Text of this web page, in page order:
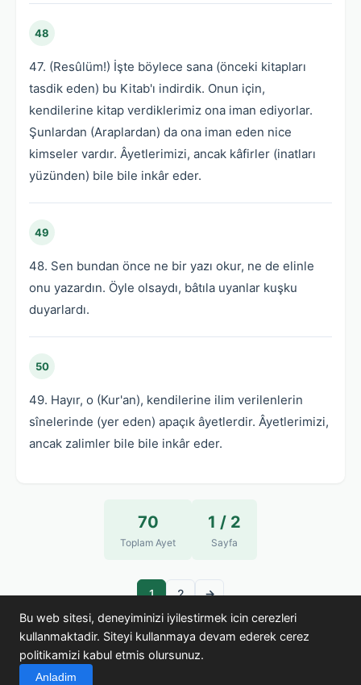
48
47. (Resûlüm!) İşte böylece sana (önceki kitapları
tasdik eden) bu Kitab'ı indirdik. Onun için,
kendilerine kitap verdiklerimiz ona iman ediyorlar.
Şunlardan (Araplardan) da ona iman eden nice
kimseler vardır. Âyetlerimizi, ancak kâfirler (inatları
yüzünden) bile bile inkâr eder.
49
48. Sen bundan önce ne bir yazı okur, ne de elinle
onu yazardın. Öyle olsaydı, bâtıla uyanlar kuşku
duyarlardı.
50
49. Hayır, o (Kur'an), kendilerine ilim verilenlerin
sînelerinde (yer eden) apaçık âyetlerdir. Âyetlerimizi,
ancak zalimler bile bile inkâr eder.
70
Toplam Ayet
1 / 2
Sayfa
1 2 →
© 2005-2026 Kuran Araştırmaları · kuranikerim.gen.tr
Bu web sitesi, deneyiminizi iyilestirmek icin cerezleri
kullanmaktadir. Siteyi kullanmaya devam ederek cerez
politikamizi kabul etmis olursunuz.
Anladim